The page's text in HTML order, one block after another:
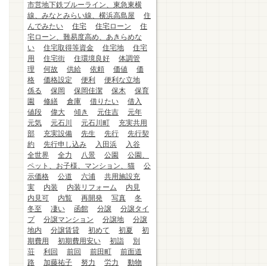
市営地下鉄ブルーライン、東急東横
線、みなとみらい線、横浜高島屋
住
んでみたい
住宅 住宅ローン
住
宅ローン、難易度高め、あきらめな
い
住宅取得等資金 住宅地
住宅
用
住宅街 住環境良好
体調管
理
何故 供給 依頼 価値
価
格
価格設定 便利
便利な立地
係る
保岡 保岡佳潔 保木
保育
園
修繕 倉庫 借りたい
借入
値段
偉大 傾き 元住吉
元年
元気
元石川 元石川町
充実共用
部
充実設備 先生 先行
先行契
約
先行申し込み 入田浜
入谷
全世界
全力 八景 公園
公園、
ペット、お子様、マンション、猫
公
示価格
公道 六浦
共用施設充
実
内装 内装リフォーム
内見
内見可
内覧 再開発 写真
冬
冬至
凄い 函館 分譲
分譲タイ
プ
分譲マンション 分譲地
分譲
地内
分譲賃貸 初めて 初夏
初
期費用
初期費用安い 初詣
別
荘
利回 前回 前田町
前面道
路
加藤祐子 努力 労力
動物